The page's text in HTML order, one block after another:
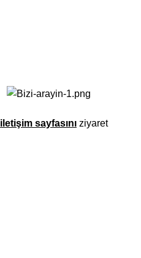
iletişim sayfasını ziyaret